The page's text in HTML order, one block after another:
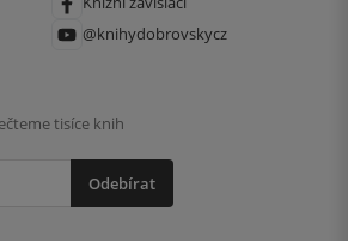
@knihydobrovskycz
tisíce knih
Odebírat